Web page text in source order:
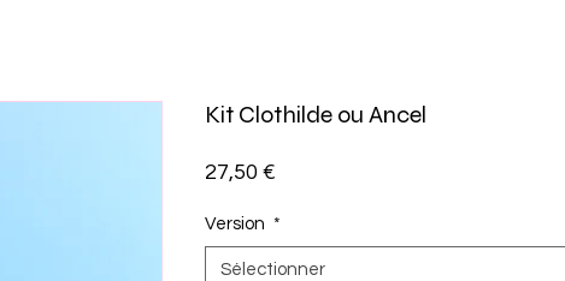
Kit Clothilde ou Ancel
27,50 €
Version *
Sélectionner